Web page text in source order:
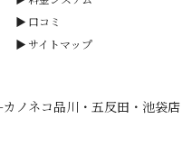
口コミ
サイトマップ
ノネコ品川・五反田・池袋店